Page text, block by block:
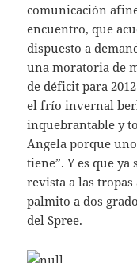
comunicación
encuentro, que
dispuesto a
una moratoria de
de déficit para
el frío invernal
inquebrantable y
Angela porque
tiene”. Y es que ya
revista a las
palmito a dos
del Spree.